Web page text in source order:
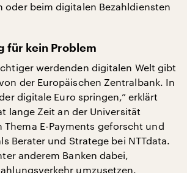
oder beim digitalen Bezahldiensten
für kein Problem
werdenden digitalen Welt gibt
der Europäischen Zentralbank. In
digitale Euro springen,” erklärt
lange Zeit an der Universität
Thema E-Payments geforscht und
Berater und Stratege bei NTTdata.
anderem Banken dabei,
umzusetzen.